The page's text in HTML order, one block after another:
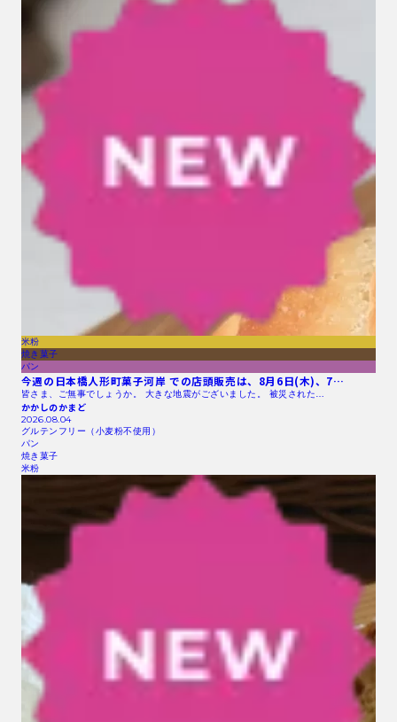
米粉
焼き菓子
パン
今週の日本橋人形町菓子河岸 での店頭販売は、8月6日(木)、7…
皆さま、ご無事でしょうか。 大きな地震がございました。 被災された…
かかしのかまど
2026.08.04
グルテンフリー（小麦粉不使用）
パン
焼き菓子
米粉